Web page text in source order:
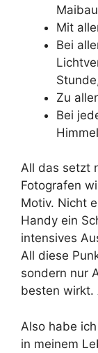
Mit
Bei
Zu
Bei
All das setzt
Fotografen
Motiv. Nicht
Handy ein
intensives
All diese
sondern nur
besten wirkt.
Also habe
in meinem